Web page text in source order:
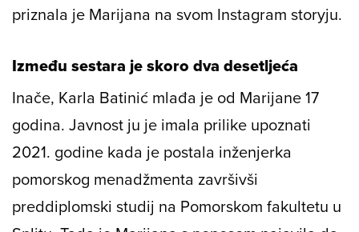
priznala je Marijana na svom Instagram storyju.
Između sestara je skoro dva desetljeća
Inače, Karla Batinić mlađa je od Marijane 17
godina. Javnost ju je imala prilike upoznati
2021. godine kada je postala inženjerka
pomorskog menadžmenta završivši
preddiplomski studij na Pomorskom fakultetu u